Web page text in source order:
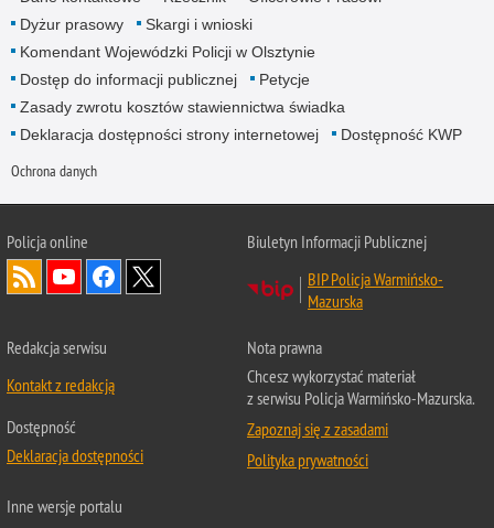
Dyżur prasowy
Skargi i wnioski
Komendant Wojewódzki Policji w Olsztynie
Dostęp do informacji publicznej
Petycje
Zasady zwrotu kosztów stawiennictwa świadka
Deklaracja dostępności strony internetowej
Dostępność KWP
Ochrona danych
Policja online
Biuletyn Informacji Publicznej
BIP Policja Warmińsko-
Mazurska
Redakcja serwisu
Kontakt z redakcją
Dostępność
Deklaracja dostępności
Nota prawna
Chcesz wykorzystać materiał
z serwisu Policja Warmińsko-Mazurska.
Zapoznaj się z zasadami
Polityka prywatności
Inne wersje portalu